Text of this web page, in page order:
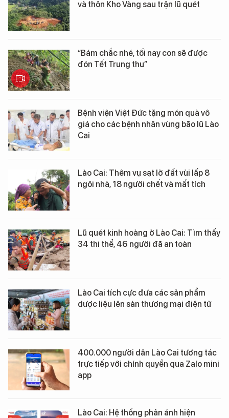
và thôn Kho Vàng sau trận lũ quét
“Bám chắc nhé, tối nay con sẽ được
đón Tết Trung thu”
Bệnh viện Việt Đức tặng món quà vô
giá cho các bệnh nhân vùng bão lũ Lào
Cai
Lào Cai: Thêm vụ sạt lở đất vùi lấp 8
ngôi nhà, 18 người chết và mất tích
Lũ quét kinh hoàng ở Lào Cai: Tìm thấy
34 thi thể, 46 người đã an toàn
Lào Cai tích cực đưa các sản phẩm
dược liệu lên sàn thương mại điện tử
400.000 người dân Lào Cai tương tác
trực tiếp với chính quyền qua Zalo mini
app
Lào Cai: Hệ thống phản ánh hiện